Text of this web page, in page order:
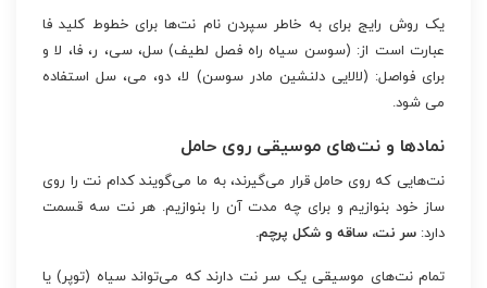
یک روش رایج برای به خاطر سپردن نام نت‌ها برای خطوط کلید فا
عبارت است از: (سوسن سیاه راه فصل لطیف) سل، سی، ر، فا، لا و
برای فواصل: (لالایی دلنشین مادر سوسن) لا، دو، می، سل استفاده
می شود.
نمادها و نت‌های موسیقی روی حامل
نت‌هایی که روی حامل قرار می‌گیرند، به ما می‌گویند کدام نت را روی
ساز خود بنوازیم و برای چه مدت آن را بنوازیم. هر نت سه قسمت
دارد: سر نت، ساقه و شکل پرچم.
تمام نت‌های موسیقی یک سر نت دارند که می‌تواند سیاه (توپر) یا